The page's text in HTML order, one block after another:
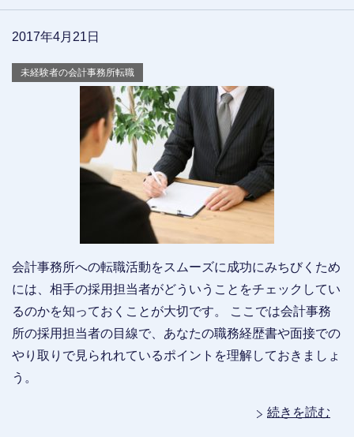
2017年4月21日
未経験者の会計事務所転職
会計事務所への転職活動をスムーズに成功にみちびくため
には、相手の採用担当者がどういうことをチェックしてい
るのかを知っておくことが大切です。 ここでは会計事務
所の採用担当者の目線で、あなたの職務経歴書や面接での
やり取りで見られれているポイントを理解しておきましょ
う。
続きを読む